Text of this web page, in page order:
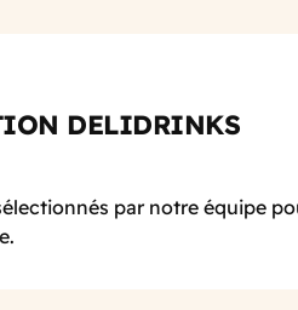
DELIDRINKS
par notre équipe